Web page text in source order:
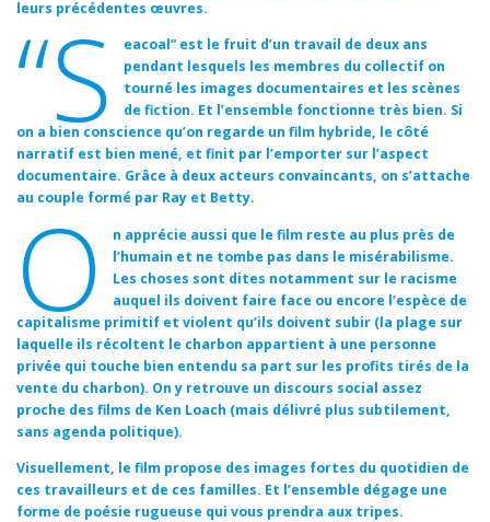
leurs précédentes œuvres.
“S
eacoal” est le fruit d’un travail de deux ans
pendant lesquels les membres du collectif on
tourné les images documentaires et les scènes
de fiction. Et l’ensemble fonctionne très bien. Si
on a bien conscience qu’on regarde un film hybride, le côté
narratif est bien mené, et finit par l’emporter sur l’aspect
documentaire. Grâce à deux acteurs convaincants, on s’attache
au couple formé par Ray et Betty.
O
n apprécie aussi que le film reste au plus près de
l’humain et ne tombe pas dans le misérabilisme.
Les choses sont dites notamment sur le racisme
auquel ils doivent faire face ou encore l’espèce de
capitalisme primitif et violent qu’ils doivent subir (la plage sur
laquelle ils récoltent le charbon appartient à une personne
privée qui touche bien entendu sa part sur les profits tirés de la
vente du charbon). On y retrouve un discours social assez
proche des films de Ken Loach (mais délivré plus subtilement,
sans agenda politique).
Visuellement, le film propose des images fortes du quotidien de
ces travailleurs et de ces familles. Et l’ensemble dégage une
forme de poésie rugueuse qui vous prendra aux tripes.